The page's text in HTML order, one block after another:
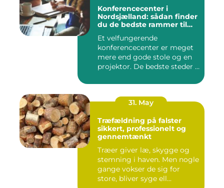
Konferencecenter i
Nordsjælland: sådan finder
du de bedste rammer til
Et velfungerende
konferencecenter er meget
mere end gode stole og en
projektor. De bedste steder i
31. May
Træfældning på falster
sikkert, professionelt og
gennemtænkt
Træer giver læ, skygge og
stemning i haven. Men nogle
gange vokser de sig for
store, bliver syge ell...